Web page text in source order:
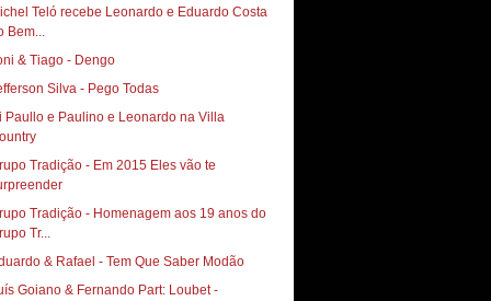
Teló recebe Leonardo e Eduardo Costa
Bem...
& Tiago - Dengo
Silva - Pego Todas
Paullo e Paulino e Leonardo na Villa
Tradição - Em 2015 Eles vão te
Tradição - Homenagem aos 19 anos do
Tr...
& Rafael - Tem Que Saber Modão
Goiano & Fernando Part: Loubet -